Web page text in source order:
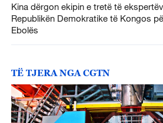
Kina dërgon ekipin e tretë të
Republikën Demokratike të Kongos
Ebolës
TË TJERA NGA CGTN